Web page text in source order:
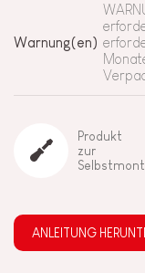
Warnung(en)
Produkt
zur
ANLEITUNG